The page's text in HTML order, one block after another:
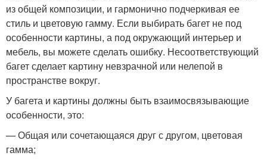
из общей композиции, и гармонично подчеркивая ее
стиль и цветовую гамму. Если выбирать багет не под
особенности картины, а под окружающий интерьер и
мебель, вы можете сделать ошибку. Несоответствующий
багет сделает картину невзрачной или нелепой в
пространстве вокруг.
У багета и картины должны быть взаимосвязывающие
особенности, это:
— Общая или сочетающаяся друг с другом, цветовая
гамма;